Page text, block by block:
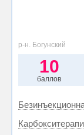
р-н. Богунский
10
баллов